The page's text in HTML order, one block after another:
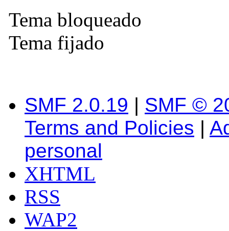
Tema bloqueado
Tema fijado
SMF 2.0.19 | SMF ©
Terms and Policies |
personal
XHTML
RSS
WAP2